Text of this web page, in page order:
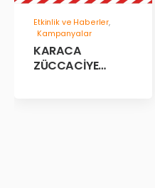
Etkinlik ve Haberler,
Kampanyalar
KARACA
ZÜCCACİYE